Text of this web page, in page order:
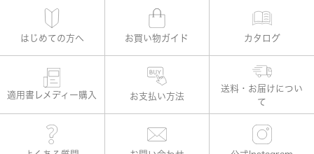
はじめての方へ お買い物ガイド カタログ
適用書レメディー購入 お支払い方法